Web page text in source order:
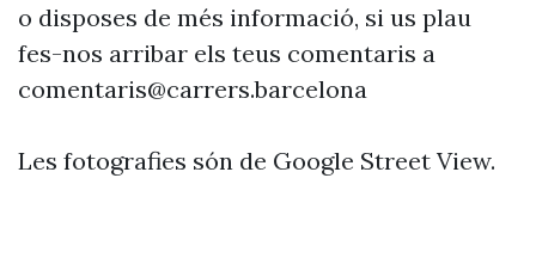
o disposes de més informació, si us plau
fes-nos arribar els teus comentaris a
comentaris@carrers.barcelona
Les fotografies són de Google Street View.